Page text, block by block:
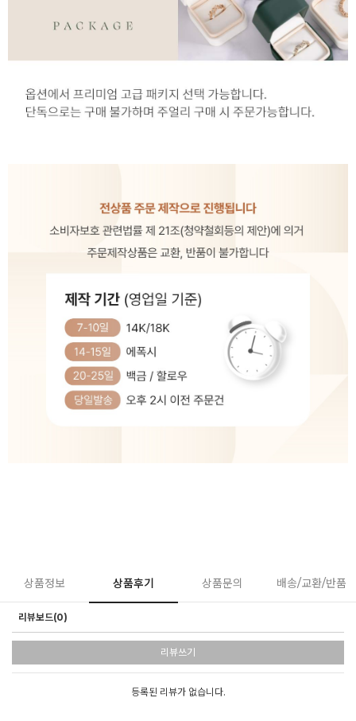
상품정보 상품후기 상품문의 배송/교환/반품
리뷰보드(0)
리뷰쓰기
등록된 리뷰가 없습니다.